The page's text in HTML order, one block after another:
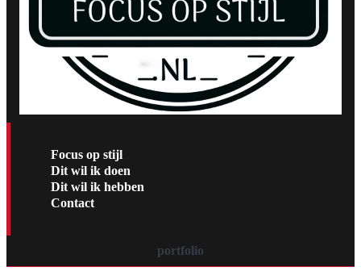
Focus op stijl
Dit wil ik doen
Dit wil ik hebben
Contact
portfolio